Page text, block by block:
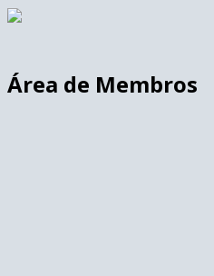
Área de Membros